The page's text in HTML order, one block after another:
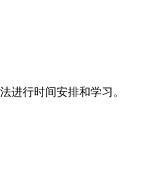
进行时间安排和学习。